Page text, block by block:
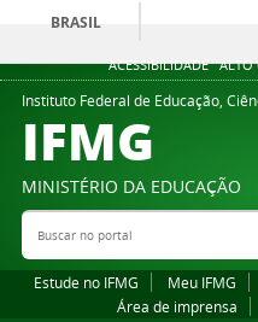
ACESSIBILIDADE ALTO
BRASIL
Instituto Federal de Educação,
IFMG
MINISTÉRIO DA EDUCAÇÃO
Buscar no portal
Estude no IFMG Meu IFMG
Área de imprensa